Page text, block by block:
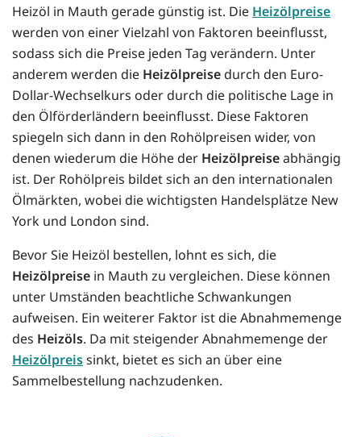
Heizöl in Mauth gerade günstig ist. Die Heizölpreise
werden von einer Vielzahl von Faktoren beeinflusst,
sodass sich die Preise jeden Tag verändern. Unter
anderem werden die Heizölpreise durch den Euro-
Dollar-Wechselkurs oder durch die politische Lage in
den Ölförderländern beeinflusst. Diese Faktoren
spiegeln sich dann in den Rohölpreisen wider, von
denen wiederum die Höhe der Heizölpreiseabhängig
ist. Der Rohölpreis bildet sich an den internationalen
Ölmärkten, wobei die wichtigsten Handelsplätze New
York und London sind.
Bevor Sie Heizöl bestellen, lohnt es sich, die
Heizölpreise in Mauth zu vergleichen. Diese können
unter Umständen beachtliche Schwankungen
aufweisen. Ein weiterer Faktor ist die Abnahmemenge
des Heizöls. Da mit steigender Abnahmemenge der
Heizölpreissinkt, bietet es sich an über eine
Sammelbestellung nachzudenken.